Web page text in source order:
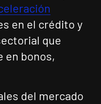
en el crédito y
que
en bonos,
del mercado